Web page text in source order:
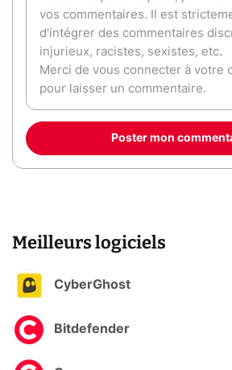
Poster mon
Meilleurs logiciels
CyberGhost
Bitdefender